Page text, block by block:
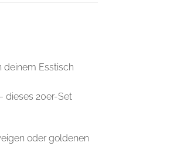
deinem Esstisch
dieses 20er-Set
oder goldenen